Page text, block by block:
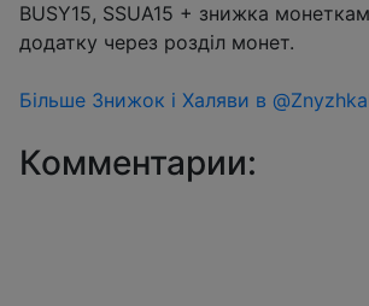
BUSY15, SSUA15 + знижка
додатку через розділ монет.
Більше Знижок і Халяви в
Комментарии: